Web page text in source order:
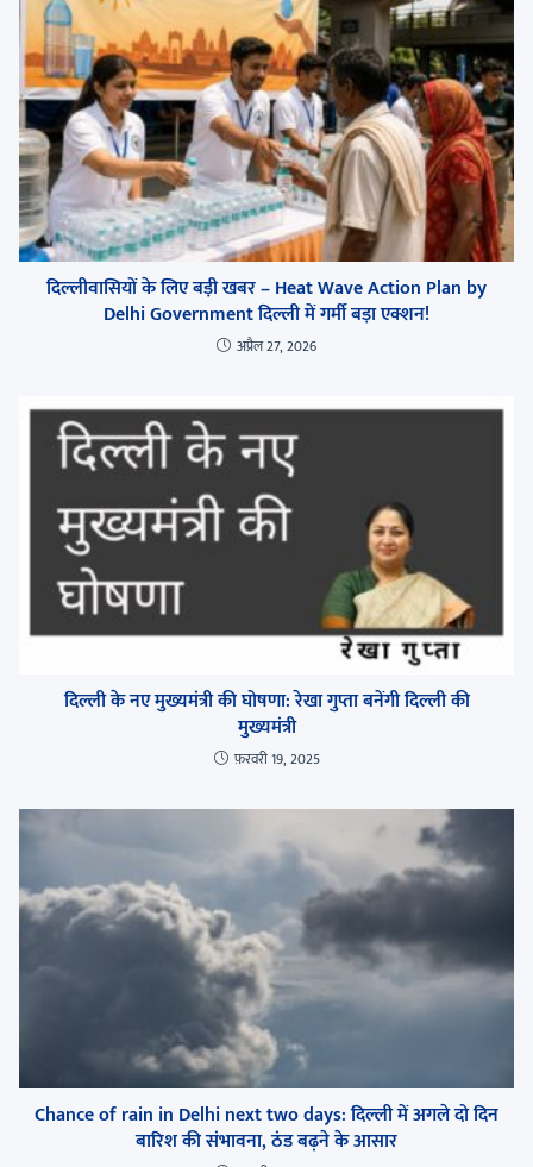
दिल्लीवासियों के लिए बड़ी खबर – Heat Wave Action Plan by
Delhi Government दिल्ली में गर्मी बड़ा एक्शन!
अप्रैल 27, 2026
दिल्ली के नए मुख्यमंत्री की घोषणा: रेखा गुप्ता बनेंगी दिल्ली की
मुख्यमंत्री
फ़रवरी 19, 2025
Chance of rain in Delhi next two days: दिल्ली में अगले दो दिन
बारिश की संभावना, ठंड बढ़ने के आसार